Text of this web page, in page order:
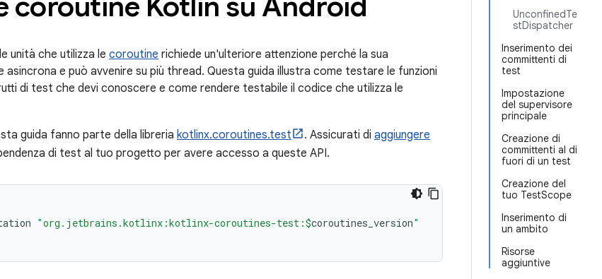
UnconfinedTe
stDispatcher
Inserimento dei
committenti di
test
Impostazione
del supervisore
principale
Creazione di
committenti al di
fuori di un test
Creazione del
tuo TestScope
Inserimento di
un ambito
Risorse
aggiuntive
unità che utilizza le coroutine richiede un'ulteriore attenzione perché la sua
asincrona e può avvenire su più thread. Questa guida illustra come testare le funzioni
di test che devi conoscere e come rendere testabile il codice che utilizza le
guida fanno parte della libreria kotlinx.coroutines.test . Assicurati di aggiungere
di test al tuo progetto per avere accesso a queste API.
"org.jetbrains.kotlinx:kotlinx-coroutines-test:$coroutines_version"